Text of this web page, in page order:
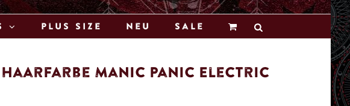
Plus Size Neu Sale
Haarfarbe Manic Panic Electric